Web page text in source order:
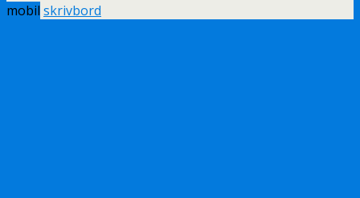
mobil skrivbord